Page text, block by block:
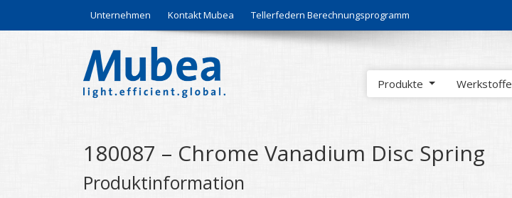
Unternehmen Kontakt Mubea Tellerfedern Berechnungsprogramm
Produkte Werkstoffe
180087 – Chrome Vanadium Disc Spring
Produktinformation